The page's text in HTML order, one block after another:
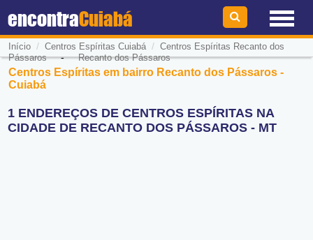
encontraCuiabá
Início / Centros Espíritas Cuiabá/ Centros Espíritas Recanto dos
Pássaros-Recanto dos Pássaros
Centros Espíritas em bairro Recanto dos Pássaros -
Cuiabá
1 ENDEREÇOS DE CENTROS ESPÍRITAS NA
CIDADE DE RECANTO DOS PÁSSAROS - MT